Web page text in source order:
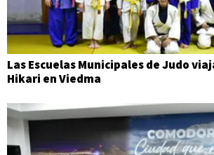
Las Escuelas Municipales de Judo
Hikari en Viedma